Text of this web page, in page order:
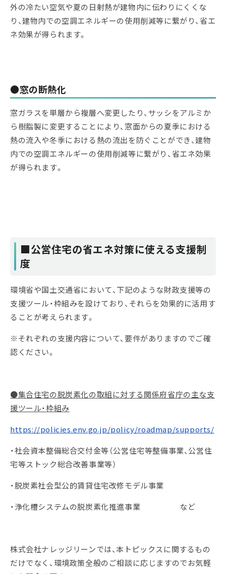
外の冷たい空気や夏の日射熱が建物内に伝わりにくくな
り、建物内での空調エネルギーの使用削減等に繋がり、省エ
ネ効果が得られます。
●窓の断熱化
窓ガラスを単層から複層へ変更したり、サッシをアルミか
ら樹脂製に変更することにより、窓面からの夏季における
熱の流入や冬季における熱の流出を防ぐことができ、建物
内での空調エネルギーの使用削減等に繋がり、省エネ効果
が得られます。
■公営住宅の省エネ対策に使える支援制
度
環境省や国土交通省において、下記のような財政支援等の
支援ツール・枠組みを設けており、それらを効果的に活用す
ることが考えられます。
※それぞれの支援内容について、要件がありますのでご確
認ください。
●集合住宅の脱炭素化の取組に対する関係府省庁の主な支
援ツール・枠組み
https://policies.env.go.jp/policy/roadmap/supports/
・社会資本整備総合交付金等（公営住宅等整備事業、公営住
宅等ストック総合改善事業等）
・脱炭素社会型公的賃貸住宅改修モデル事業
・浄化槽システムの脱炭素化推進事業 など
株式会社ナレッジリーンでは、本トピックスに関するもの
だけでなく、環境政策全般のご相談に応じますのでお気軽